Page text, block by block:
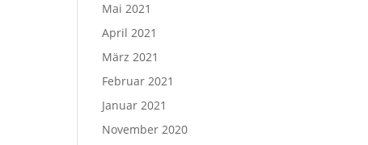
Mai 2021
April 2021
März 2021
Februar 2021
Januar 2021
November 2020